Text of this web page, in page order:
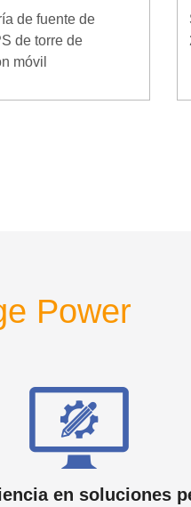
de fuente de
de torre de
móvil
Power
en soluciones